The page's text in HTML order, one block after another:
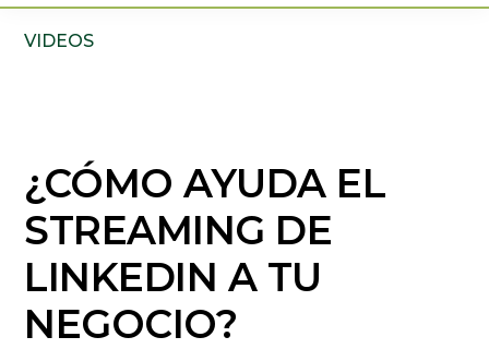
VIDEOS
¿CÓMO AYUDA EL
STREAMING DE
LINKEDIN A TU
NEGOCIO?